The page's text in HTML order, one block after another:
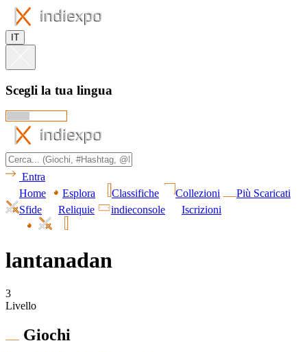
IT
Scegli la tua lingua
Entra
Home
Esplora Classifiche Collezioni
Più Scaricati
Sfide
Reliquie indieconsole Iscrizioni
lantanadan
3
Livello
Giochi